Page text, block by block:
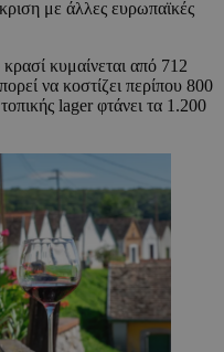
με άλλες ευρωπαϊκές
κυμαίνεται από 712
να κοστίζει περίπου 800
lager φτάνει τα 1.200